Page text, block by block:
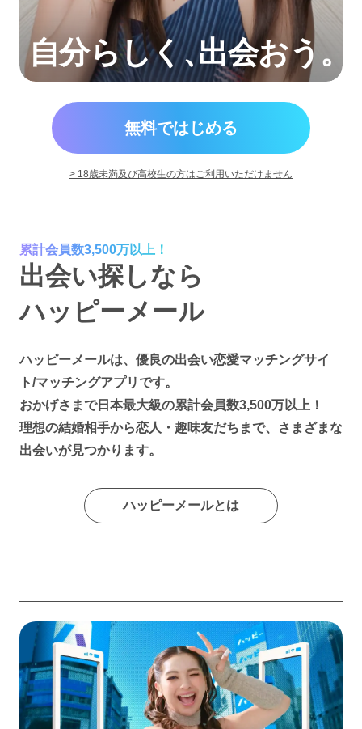
自分らしく、出会おう。
無料ではじめる
> 18歳未満及び高校生の方はご利用いただけません
累計会員数3,500万以上！
出会い探しなら
ハッピーメール
ハッピーメールは、優良の出会い恋愛マッチングサイ
ト/マッチングアプリです。
おかげさまで日本最大級の累計会員数3,500万以上！
理想の結婚相手から恋人・趣味友だちまで、さまざまな
出会いが見つかります。
ハッピーメールとは